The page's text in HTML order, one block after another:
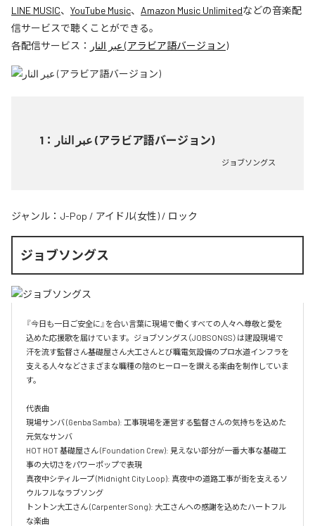
LINE MUSIC、 YouTube Music、 Amazon Music Unlimitedなどの音楽配
信サービスで聴くことができる。
各配信サービス：
عبر النار (アラビア語バージョン)
1 ： عبر النار (アラビア語バージョン)
ジョブソングス
ジャンル： J-Pop / アイドル(女性) / ロック
ジョブソングス
『今日も一日ご安全に』を合い言葉に現場で働くすべての人々へ尊敬と愛を
込めた応援歌を届けています。ジョブソングス（JOBSONGS）は建設現場で
汗を流す監督さん基礎屋さん大工さんとび職電気設備のプロ水道インフラを
支える人々などさまざまな職種の陰のヒーローを讃える楽曲を制作していま
す。
代表曲
現場サンバ (Genba Samba): 工事現場を運営する監督さんの気持ちを込めた
元気なサンバ
HOT HOT 基礎屋さん (Foundation Crew): 見えない部分が一番大事な基礎工
事の大切さをパワーポップで表現
真夜中シティループ (Midnight City Loop): 真夜中の道路工事が街を支えるソ
ウルフルなラブソング
トントン大工さん (Carpenter Song): 大工さんへの感謝を込めたハートフル
な楽曲